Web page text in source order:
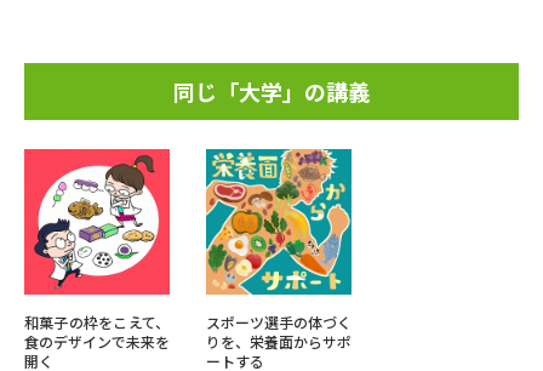
同じ「大学」の講義
和菓子の枠をこえて、
食のデザインで未来を
開く
スポーツ選手の体づく
りを、栄養面からサポ
ートする